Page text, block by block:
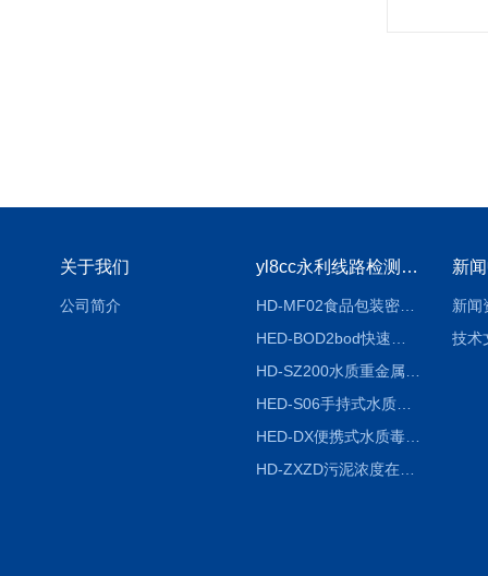
关于我们
公司简介
yl8cc永利线路检测中心
HD-MF02食品包装密封性检测仪
HED-S06手持式水质检测仪
HED-DX便携式水质毒性快速检测仪
HD-ZXZD污泥浓度在线监测仪
新
新闻
技术